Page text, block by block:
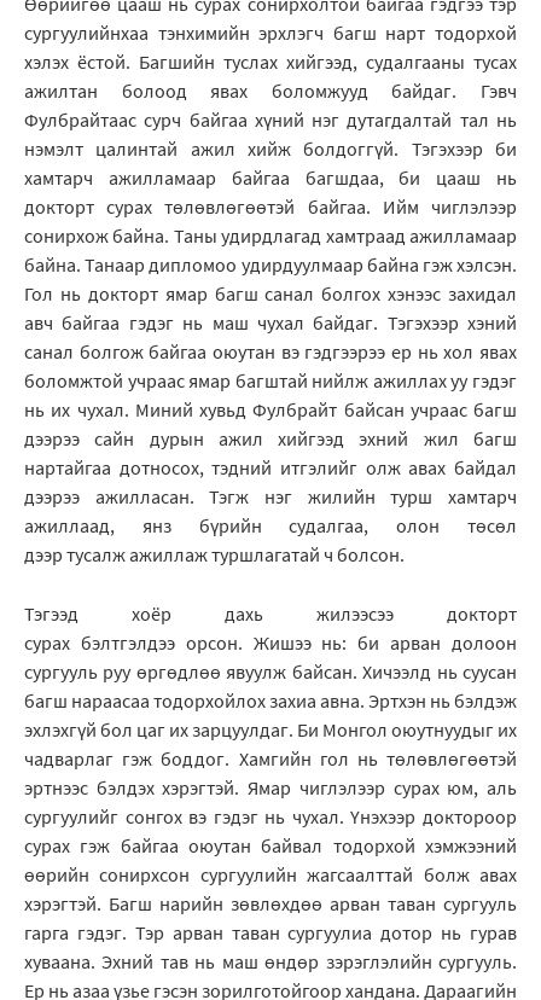
сургуулийнхаа тэнхимийн эрхлэгч багш нарт тодорхой
хэлэх ёстой. Багшийн туслах хийгээд, судалгааны тусах
ажилтан болоод явах боломжууд байдаг. Гэвч
Фулбрайтаас сурч байгаа хүний нэг дутагдалтай тал нь
нэмэлт цалинтай ажил хийж болдоггүй. Тэгэхээр би
хамтарч ажилламаар байгаа багшдаа, би цааш нь
докторт сурах төлөвлөгөөтэй байгаа. Ийм чиглэлээр
сонирхож байна. Таны удирдлагад хамтраад ажилламаар
байна. Танаар дипломоо удирдуулмаар байна гэж хэлсэн.
Гол нь докторт ямар багш санал болгох хэнээс захидал
авч байгаа гэдэг нь маш чухал байдаг. Тэгэхээр хэний
санал болгож байгаа оюутан вэ гэдгээрээ ер нь хол явах
боломжтой учраас ямар багштай нийлж ажиллах уу гэдэг
нь их чухал. Миний хувьд Фулбрайт байсан учраас багш
дээрээ сайн дурын ажил хийгээд эхний жил багш
нартайгаа дотносох, тэдний итгэлийг олж авах байдал
дээрээ ажилласан. Тэгж нэг жилийн турш хамтарч
ажиллаад, янз бүрийн судалгаа, олон төсөл
дээр тусалж ажиллаж туршлагатай ч болсон.
Тэгээд хоёр дахь жилээсээ докторт
сурах бэлтгэлдээ орсон. Жишээ нь: би арван долоон
сургууль руу өргөдлөө явуулж байсан. Хичээлд нь суусан
багш нараасаа тодорхойлох захиа авна. Эртхэн нь бэлдэж
эхлэхгүй бол цаг их зарцуулдаг. Би Монгол оюутнуудыг их
чадварлаг гэж боддог. Хамгийн гол нь төлөвлөгөөтэй
эртнээс бэлдэх хэрэгтэй. Ямар чиглэлээр сурах юм, аль
сургуулийг сонгох вэ гэдэг нь чухал. Үнэхээр доктороор
сурах гэж байгаа оюутан байвал тодорхой хэмжээний
өөрийн сонирхсон сургуулийн жагсаалттай болж авах
хэрэгтэй. Багш нарийн зөвлөхдөө арван таван сургууль
гарга гэдэг. Тэр арван таван сургуулиа дотор нь гурав
хуваана. Эхний тав нь маш өндөр зэрэглэлийн сургууль.
Ер нь азаа үзье гэсэн зорилготойгоор хандана. Дараагийн